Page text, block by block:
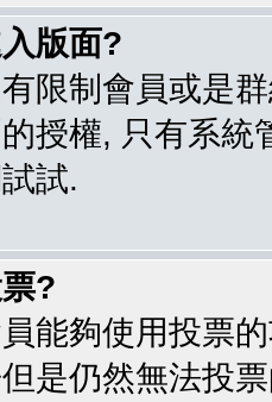
版面?
限制會員或是
授權, 只有系
試.
?
能夠使用投票
是仍然無法投